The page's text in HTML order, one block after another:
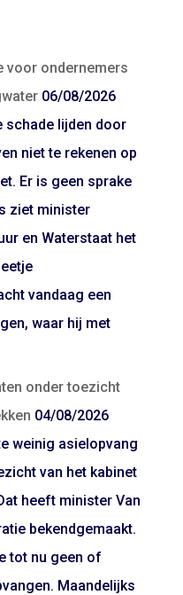
voor ondernemers
06/08/2026
schade lijden door
niet te rekenen op
Er is geen sprake
ziet minister
en Waterstaat het
vandaag een
waar hij met
onder toezicht
04/08/2026
weinig asielopvang
van het kabinet
heeft minister Van
bekendgemaakt.
tot nu geen of
Maandelijks